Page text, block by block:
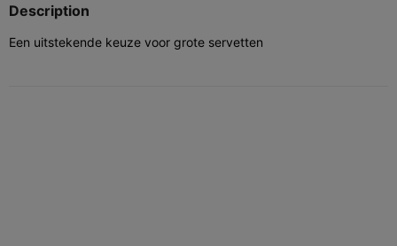
Description
Een uitstekende keuze voor grote servetten